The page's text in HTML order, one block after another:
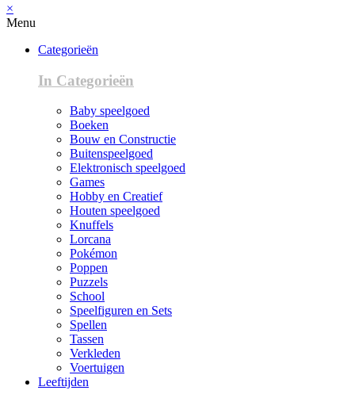
×
Menu
Categorieën
In Categorieën
Baby speelgoed
Boeken
Bouw en Constructie
Buitenspeelgoed
Elektronisch speelgoed
Games
Hobby en Creatief
Houten speelgoed
Knuffels
Lorcana
Pokémon
Poppen
Puzzels
School
Speelfiguren en Sets
Spellen
Tassen
Verkleden
Voertuigen
Leeftijden